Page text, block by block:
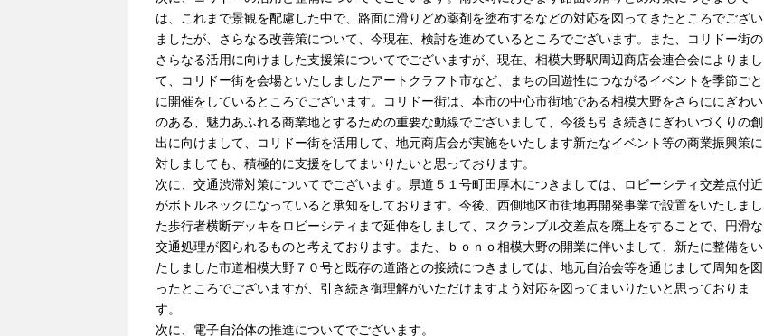
は、これまで景観を配慮した中で、路面に滑りどめ薬剤を塗布するなどの対応を図ってきたところでござい
ましたが、さらなる改善策について、今現在、検討を進めているところでございます。また、コリドー街の
さらなる活用に向けました支援策についてでございますが、現在、相模大野駅周辺商店会連合会によりまし
て、コリドー街を会場といたしましたアートクラフト市など、まちの回遊性につながるイベントを季節ごと
に開催をしているところでございます。コリドー街は、本市の中心市街地である相模大野をさらににぎわい
のある、魅力あふれる商業地とするための重要な動線でございまして、今後も引き続きにぎわいづくりの創
出に向けまして、コリドー街を活用して、地元商店会が実施をいたします新たなイベント等の商業振興策に
対しましても、積極的に支援をしてまいりたいと思っております。
次に、交通渋滞対策についてでございます。県道５１号町田厚木につきましては、ロビーシティ交差点付近
がボトルネックになっていると承知をしております。今後、西側地区市街地再開発事業で設置をいたしまし
た歩行者横断デッキをロビーシティまで延伸をしまして、スクランブル交差点を廃止をすることで、円滑な
交通処理が図られるものと考えております。また、ｂｏｎｏ相模大野の開業に伴いまして、新たに整備をい
たしました市道相模大野７０号と既存の道路との接続につきましては、地元自治会等を通じまして周知を図
ったところでございますが、引き続き御理解がいただけますよう対応を図ってまいりたいと思っておりま
す。
次に、電子自治体の推進についてでございます。